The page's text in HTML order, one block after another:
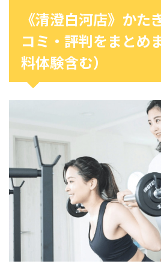
《清澄白河店》かた
コミ・評判をまとめ
料体験含む）